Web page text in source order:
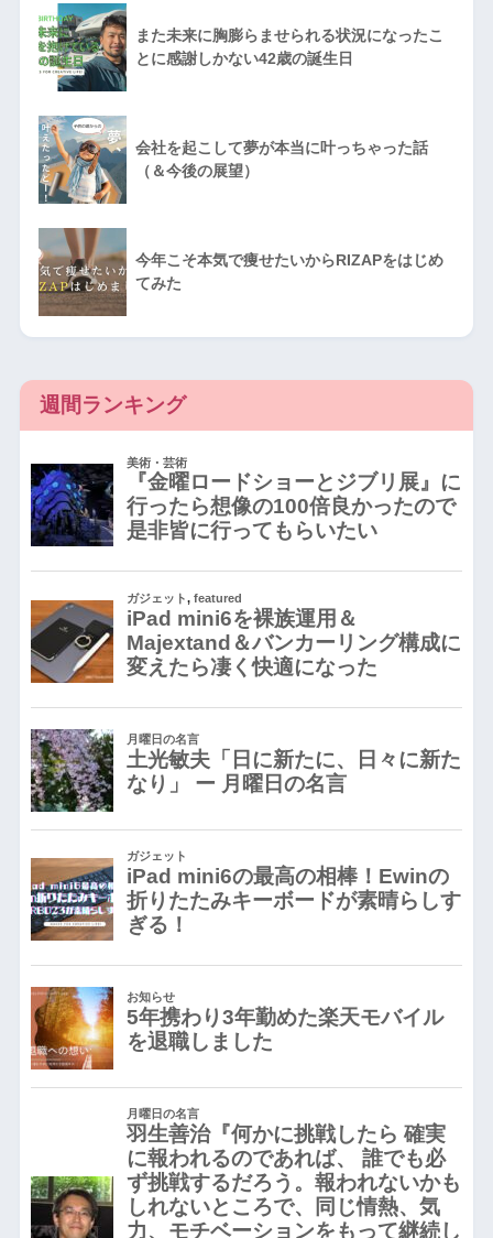
また未来に胸膨らませられる状況になったこ
とに感謝しかない42歳の誕生日
会社を起こして夢が本当に叶っちゃった話
（＆今後の展望）
今年こそ本気で痩せたいからRIZAPをはじめ
てみた
週間ランキング